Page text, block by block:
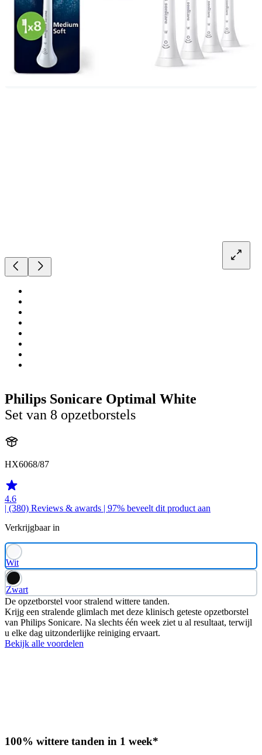
Philips Sonicare Optimal White
Set van 8 opzetborstels
HX6068/87
4.6
| (380) Reviews & awards | 97% beveelt dit product aan
Verkrijgbaar in
Wit
Zwart
De opzetborstel voor stralend wittere tanden.
Krijg een stralende glimlach met deze klinisch geteste opzetborstel
van Philips Sonicare. Na slechts één week ziet u al resultaat, terwijl
u elke dag uitzonderlijke reiniging ervaart.
Bekijk alle voordelen
100% wittere tanden in 1 week*